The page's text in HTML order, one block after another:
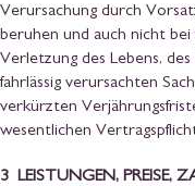
Verursachung durch
beruhen und auch nicht bei
Verletzung des Lebens,
fahrlässig verursachten
verkürzten
wesentlichen
3 LEISTUNGEN, PREISE,